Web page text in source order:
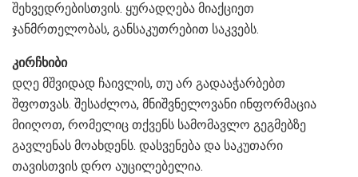
შეხვედრებისთვის. ყურადღება მიაქციეთ
ჯანმრთელობას, განსაკუთრებით საკვებს.
კირჩხიბი
დღე მშვიდად ჩაივლის, თუ არ გადააჭარბებთ
შფოთვას. შესაძლოა, მნიშვნელოვანი ინფორმაცია
მიიღოთ, რომელიც თქვენს სამომავლო გეგმებზე
გავლენას მოახდენს. დასვენება და საკუთარი
თავისთვის დრო აუცილებელია.